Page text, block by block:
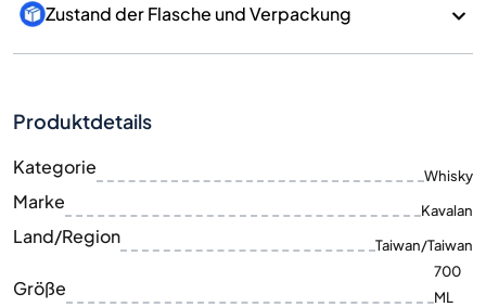
Zustand der Flasche und Verpackung
Produktdetails
Kategorie Whisky
Marke Kavalan
Land/Region Taiwan/Taiwan
Größe
700
ML